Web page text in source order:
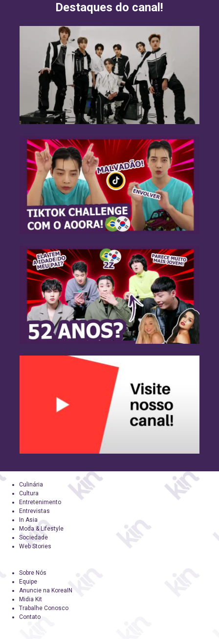
Destaques do canal!
Culinária
Cultura
Entretenimento
Entrevistas
In Asia
Moda & Lifestyle
Sociedade
Web Stories
Sobre Nós
Equipe
Anuncie na KoreaIN
Midia Kit
Trabalhe Conosco
Contato